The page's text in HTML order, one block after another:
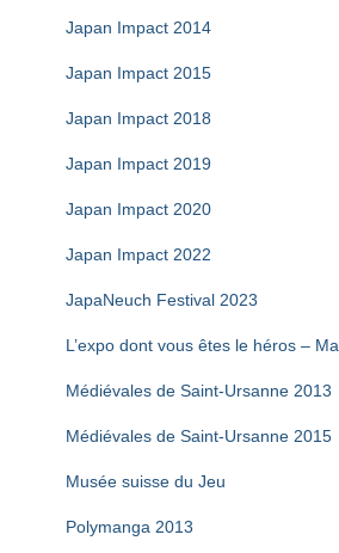
Japan Impact 2014
Japan Impact 2015
Japan Impact 2018
Japan Impact 2019
Japan Impact 2020
Japan Impact 2022
JapaNeuch Festival 2023
L’expo dont vous êtes le héros –
Médiévales de Saint-Ursanne 2013
Médiévales de Saint-Ursanne 2015
Musée suisse du Jeu
Polymanga 2013